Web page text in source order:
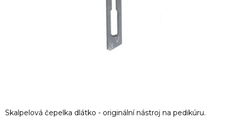
Skalpelová čepelka dlátko - originální nástroj na pedikúru.